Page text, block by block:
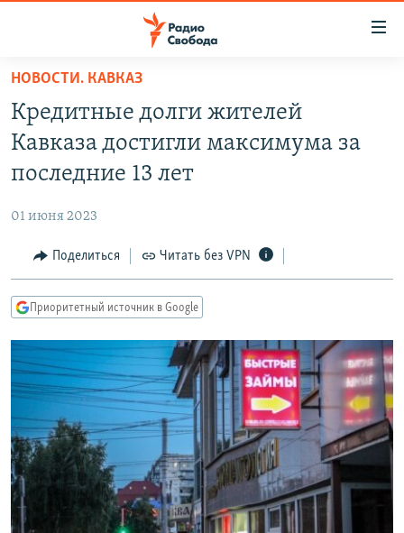
упрощенного
доступа
Вернуться
основному
Вернутся
Вернутся
поиску
ПОДКАСТЫ
АВТОРСКИЕ ПРОЕКТЫ
МНЕНИЯ
КУЛЬТУРА
КАВКАЗ.РЕАЛИИ
СЕВЕР.РЕАЛИИ
СИБИРЬ.РЕАЛИИ
РАСПИСАНИЕ ВЕЩАНИЯ
ПОДПИШИТЕСЬ НА РАССЫЛКУ
СОЦИАЛЬНЫЕ СЕТИ
НОВОСТИ. КАВКАЗ
Кредитные долги жителей
Кавказа достигли максимума за
последние 13 лет
01 июня 2023
Поделиться Читать без VPN
Приоритетный источник в Google